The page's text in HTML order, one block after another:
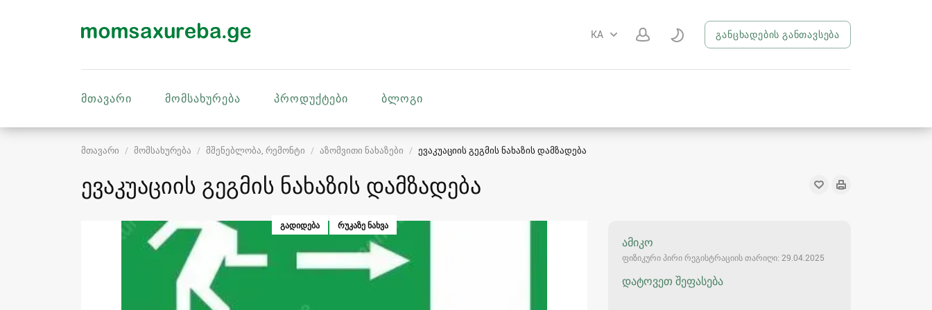
KA განცხადების განთავსება
მთავარი მომსახურება პროდუქტები ბლოგი
მთავარი მომსახურება მშენებლობა, რემონტი აზომვითი ნახაზები ევაკუაციის გეგმის ნახაზის დამზადება
ევაკუაციის გეგმის ნახაზის დამზადება
ამიკო
ფიზიკური პირი რეგისტრაციის თარიღი: 29.04.2025
დატოვეთ შეფასება
ᲒᲐᲓᲘᲓᲔᲑᲐ ᲠᲣᲙᲐᲖᲔ ᲜᲐᲮᲕᲐ